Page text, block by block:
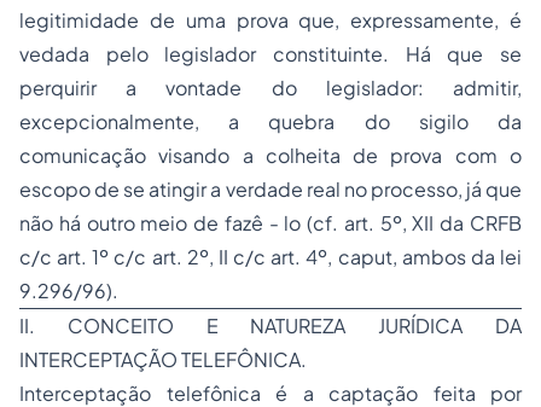
legitimidade de uma prova que, expressamente, é
vedada pelo legislador constituinte. Há que se
perquirir a vontade do legislador: admitir,
excepcionalmente, a quebra do sigilo da
comunicação visando a colheita de prova com o
escopo de se atingir a verdade real no processo, já que
não há outro meio de fazê - lo (cf. art. 5º, XII da CRFB
c/c art. 1º c/c art. 2º, II c/c art. 4º, caput, ambos da lei
9.296/96).
II. CONCEITO E NATUREZA JURÍDICA DA
INTERCEPTAÇÃO TELEFÔNICA.
Interceptação telefônica é a captação feita por